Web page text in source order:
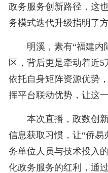
政务服务创新路径，这
务模式迭代升级指明了方
明溪，素有“福建内陆
区，背后更是牵动着近
依托自身矩阵资源优势
挥平台联动优势，让这
本次直播，政数创新
信息获取习惯，让“侨
务单位人员与技术投入
化政务服务的红利，通